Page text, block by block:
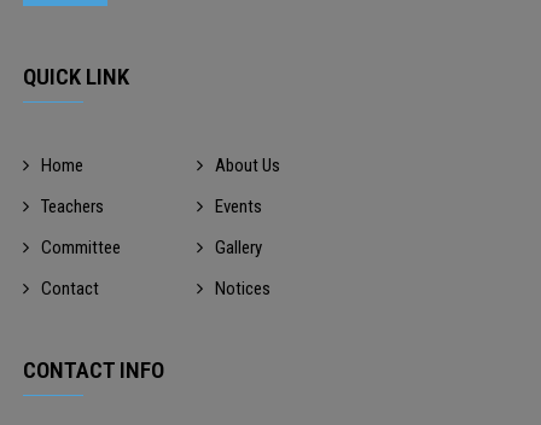
QUICK LINK
Home
About Us
Teachers
Events
Committee
Gallery
Contact
Notices
CONTACT INFO